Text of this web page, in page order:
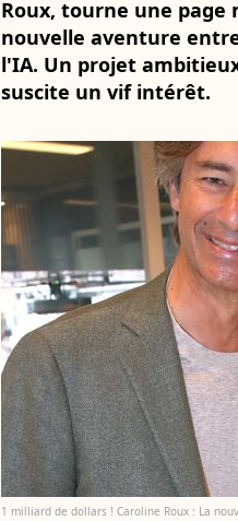
Roux, tourne une page
nouvelle aventure
l'IA. Un projet
suscite un vif intérêt.
1 milliard de dollars ! Caroline Roux : La